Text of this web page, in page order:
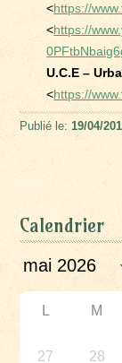
<https://
<https://
U.C.E –
<https://
Publié le:19/04/
Calendrier
L M
27 28